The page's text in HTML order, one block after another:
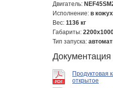
Двигатель:
Исполнение: в
Вес: 1136 кг
Габариты:
Тип запуска:
Документация
Продуктовая
открытое